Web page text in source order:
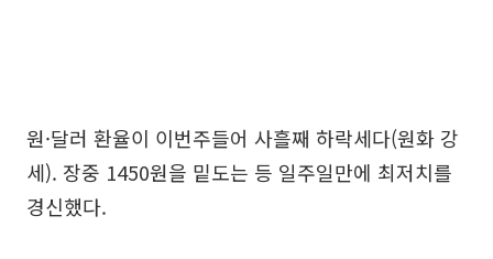
원·달러 환율이 이번주들어 사흘째 하락세다(원화 강
세). 장중 1450원을 밑도는 등 일주일만에 최저치를
경신했다.